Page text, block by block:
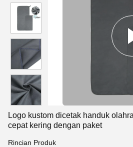
Logo kustom dicetak handuk
cepat kering dengan paket
Rincian Produk